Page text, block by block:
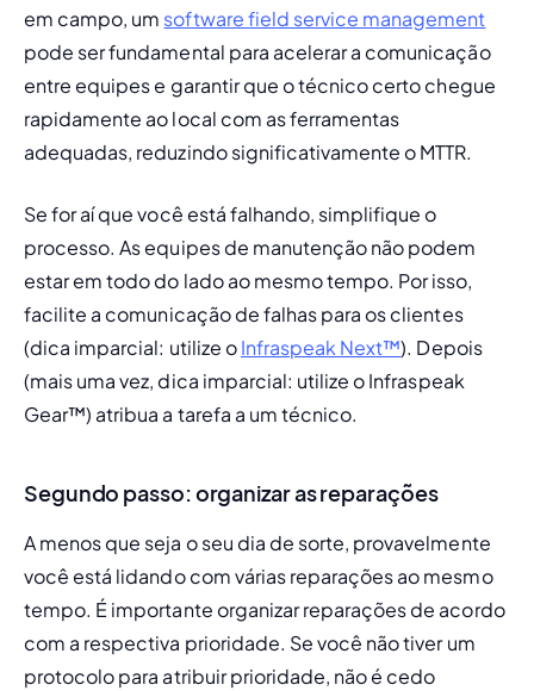
em campo, um software field service management
pode ser fundamental para acelerar a comunicação
entre equipes e garantir que o técnico certo chegue
rapidamente ao local com as ferramentas
adequadas, reduzindo significativamente o MTTR.
Se for aí que você está falhando, simplifique o
processo. As equipes de manutenção não podem
estar em todo do lado ao mesmo tempo. Por isso,
facilite a comunicação de falhas para os clientes
(dica imparcial: utilize o Infraspeak Next™). Depois
(mais uma vez, dica imparcial: utilize o Infraspeak
Gear™) atribua a tarefa a um técnico.
Segundo passo: organizar as reparações
A menos que seja o seu dia de sorte, provavelmente
você está lidando com várias reparações ao mesmo
tempo. É importante organizar reparações de acordo
com a respectiva prioridade. Se você não tiver um
protocolo para atribuir prioridade, não é cedo